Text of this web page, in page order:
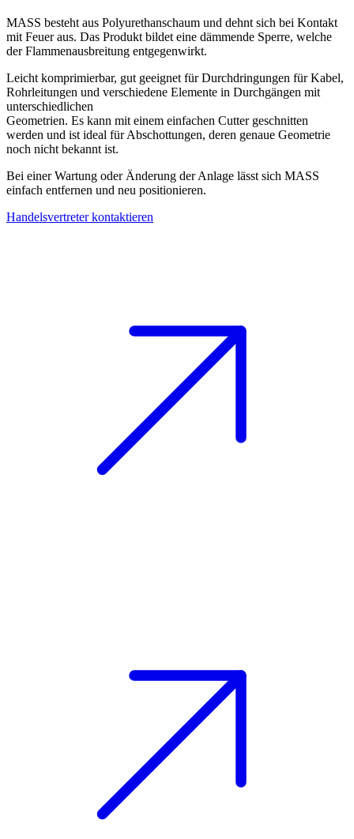
MASS besteht aus Polyurethanschaum und dehnt sich bei Kontakt
mit Feuer aus. Das Produkt bildet eine dämmende Sperre, welche
der Flammenausbreitung entgegenwirkt.
Leicht komprimierbar, gut geeignet für Durchdringungen für Kabel,
Rohrleitungen und verschiedene Elemente in Durchgängen mit
unterschiedlichen
Geometrien. Es kann mit einem einfachen Cutter geschnitten
werden und ist ideal für Abschottungen, deren genaue Geometrie
noch nicht bekannt ist.
Bei einer Wartung oder Änderung der Anlage lässt sich MASS
einfach entfernen und neu positionieren.
Handelsvertreter kontaktieren